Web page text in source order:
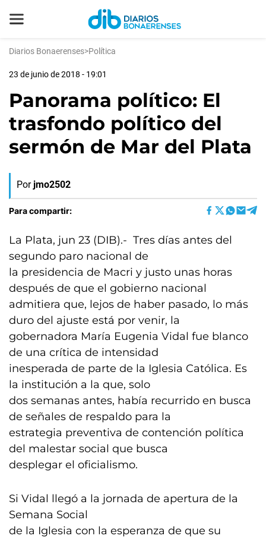
Diarios Bonaerenses>Política
23 de junio de 2018 - 19:01
Panorama político: El
trasfondo político del
sermón de Mar del Plata
Por jmo2502
Para compartir:
La Plata, jun 23 (DIB).- Tres días antes del
segundo paro nacional de
la presidencia de Macri y justo unas horas
después de que el gobierno nacional
admitiera que, lejos de haber pasado, lo más
duro del ajuste está por venir, la
gobernadora María Eugenia Vidal fue blanco
de una crítica de intensidad
inesperada de parte de la Iglesia Católica. Es
la institución a la que, solo
dos semanas antes, había recurrido en busca
de señales de respaldo para la
estrategia preventiva de contención política
del malestar social que busca
desplegar el oficialismo.
Si Vidal llegó a la jornada de apertura de la
Semana Social
de la Iglesia con la esperanza de que su